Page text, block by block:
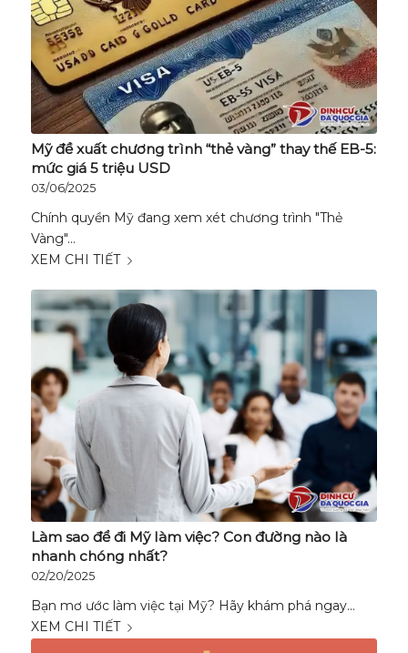
Mỹ đề xuất chương trình “thẻ vàng” thay thế EB-5:
mức giá 5 triệu USD
03/06/2025
Chính quyền Mỹ đang xem xét chương trình "Thẻ
Vàng"…
XEM CHI TIẾT
Làm sao để đi Mỹ làm việc? Con đường nào là
nhanh chóng nhất?
02/20/2025
Bạn mơ ước làm việc tại Mỹ? Hãy khám phá ngay…
XEM CHI TIẾT